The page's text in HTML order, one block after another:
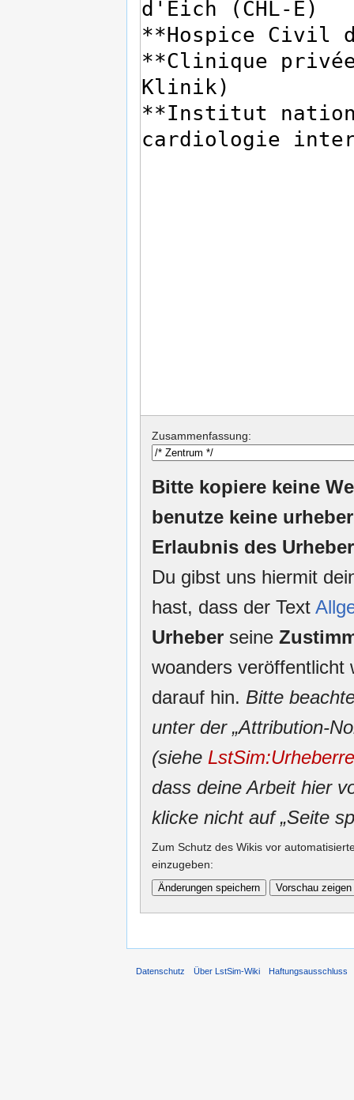
Zusammenfassung:
Bitte kopiere keine
benutze keine
Erlaubnis des
Du gibst uns hiermit
hast, dass der Text
Urheber seine
woanders veröffentlicht
darauf hin. Bitte
unter der „Attribution-
(siehe
dass deine Arbeit hier
klicke nicht auf „Seite
Zum Schutz des Wikis vor
einzugeben:
Datenschutz Über LstSim-Wiki Haftungsausschluss